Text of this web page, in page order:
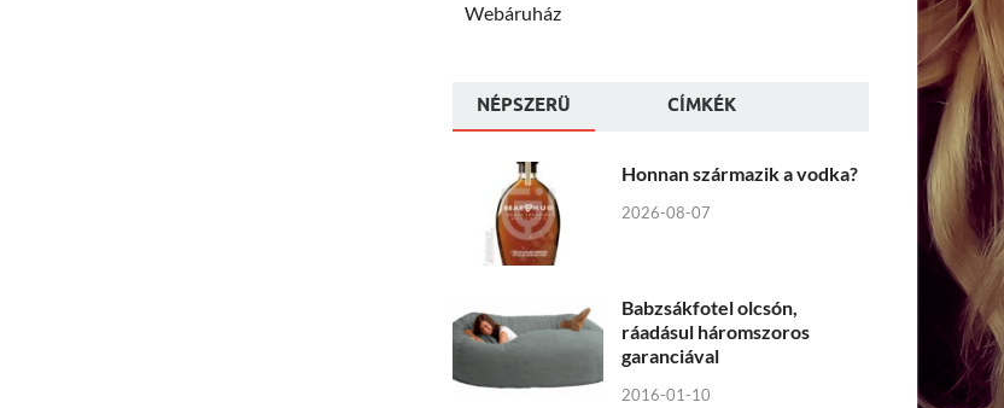
Webáruház
NÉPSZERÜ CÍMKÉK
Honnan származik a vodka?
2026-08-07
Babzsákfotel olcsón,
ráadásul háromszoros
garanciával
2016-01-10